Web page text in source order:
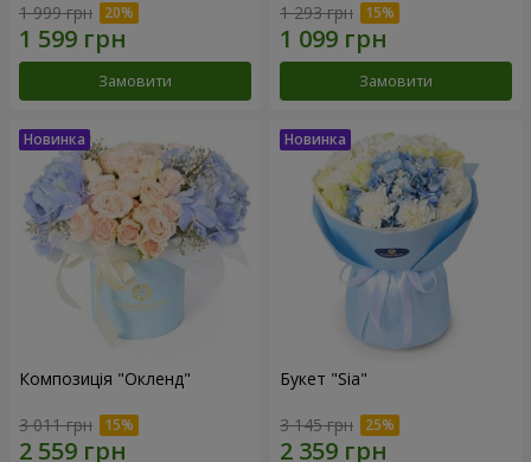
1 999 грн
Замовити
1 293 грн
Замовити
Композиція "Окленд"
3 011 грн
Букет "Sia"
3 145 грн